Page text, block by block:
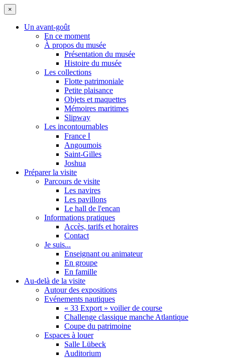
×
Un avant-goût
En ce moment
À propos du musée
Présentation du musée
Histoire du musée
Les collections
Flotte patrimoniale
Petite plaisance
Objets et maquettes
Mémoires maritimes
Slipway
Les incontournables
France Ⅰ
Angoumois
Saint-Gilles
Joshua
Préparer la visite
Parcours de visite
Les navires
Les pavillons
Le hall de l'encan
Informations pratiques
Accès, tarifs et horaires
Contact
Je suis...
Enseignant ou animateur
En groupe
En famille
Au-delà de la visite
Autour des expositions
Evénements nautiques
« 33 Export » voilier de course
Challenge classique manche Atlantique
Coupe du patrimoine
Espaces à louer
Salle Lübeck
Auditorium